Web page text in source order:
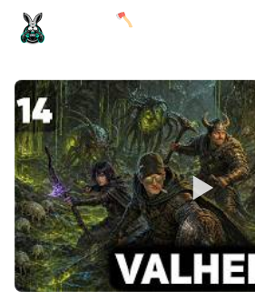
Королева 🪓 Valheim [PC 2021] #15